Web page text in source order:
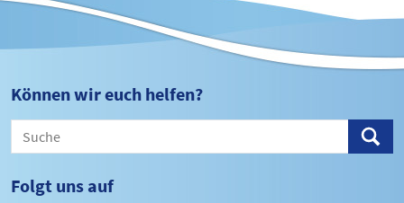
Können wir euch helfen?
Folgt uns auf